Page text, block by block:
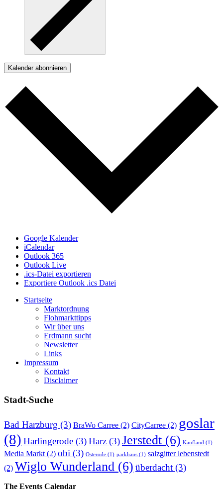
Kalender abonnieren
Google Kalender
iCalendar
Outlook 365
Outlook Live
.ics-Datei exportieren
Exportiere Outlook .ics Datei
Startseite
Marktordnung
Flohmarkttipps
Wir über uns
Erdmann sucht
Newsletter
Links
Impressum
Kontakt
Disclaimer
Stadt-Suche
Bad Harzburg (3) BraWo Carree (2) CityCarree (2) goslar
(8) Harlingerode (3)Harz (3)Jerstedt (6) Kaufland (1)
Media Markt (2) obi (3) Osterode (1) parkhaus (1) salzgitter lebenstedt
(2) Wiglo Wunderland (6) überdacht (3)
The Events Calendar